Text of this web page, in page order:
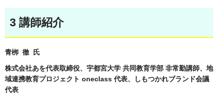
3 講師紹介
青栁 徹 氏
株式会社あを代表取締役、宇都宮大学 共同教育学部 非常勤講師、地
域連携教育プロジェクト oneclass 代表、しもつかれブランド会議
代表